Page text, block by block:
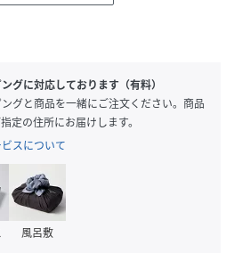
ジーパンツ仕様
でも使いやすいベーシックデザイ
を選ばず様々な着こなしに対応でき
います
クトップを合わせた、セットアッ
す。
グに対応しております（有料）
グと商品を一緒にご注文ください。商品
定の住所にお届けします。
スについて
風呂敷